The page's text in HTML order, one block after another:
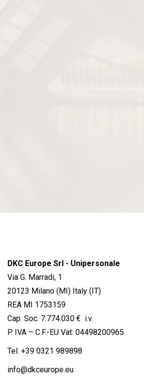
DKC Europe Srl - Unipersonale
Via G. Marradi, 1
20123 Milano (MI) Italy (IT)
REA MI 1753159
Cap. Soc. 7.774.030 € i.v.
P. IVA – C.F.-EU Vat: 04498200965
Tel. +39 0321 989898
info@dkceurope.eu